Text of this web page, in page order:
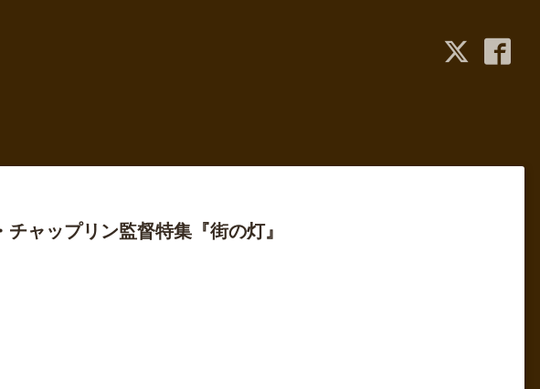
ャップリン監督特集『街の灯』